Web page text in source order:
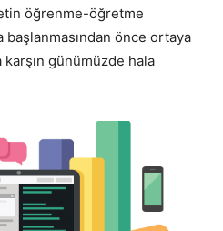
öğrenme-öğretme
önce ortaya
karşın günümüzde hala